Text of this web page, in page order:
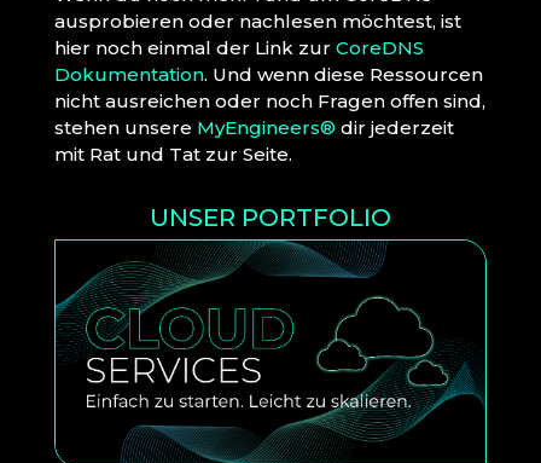
ausprobieren oder nachlesen möchtest, ist
hier noch einmal der Link zur CoreDNS
Dokumentation. Und wenn diese Ressourcen
nicht ausreichen oder noch Fragen offen sind,
stehen unsere MyEngineers®dir jederzeit
mit Rat und Tat zur Seite.
UNSER PORTFOLIO